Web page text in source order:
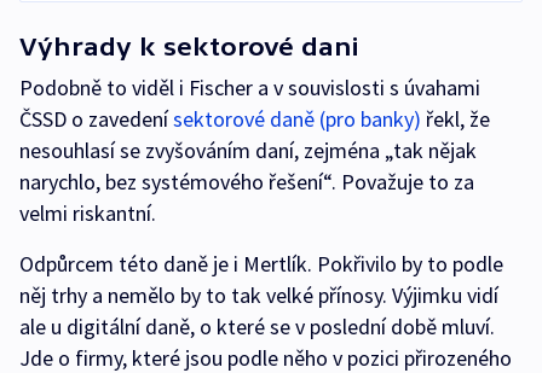
Výhrady k sektorové dani
Podobně to viděl i Fischer a v souvislosti s úvahami
ČSSD o zavedenísektorové daně (pro banky) řekl, že
nesouhlasí se zvyšováním daní, zejména „tak nějak
narychlo, bez systémového řešení“. Považuje to za
velmi riskantní.
Odpůrcem této daně je i Mertlík. Pokřivilo by to podle
něj trhy a nemělo by to tak velké přínosy. Výjimku vidí
ale u digitální daně, o které se v poslední době mluví.
Jde o firmy, které jsou podle něho v pozici přirozeného